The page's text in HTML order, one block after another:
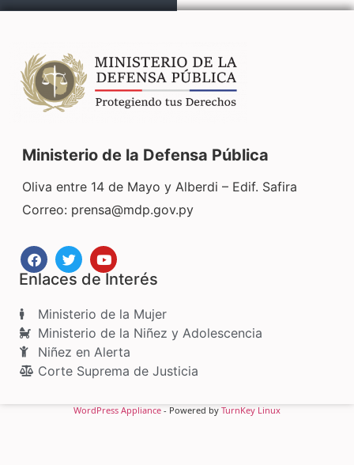
Ministerio de la Defensa Pública
Oliva entre 14 de Mayo y Alberdi – Edif. Safira
Correo: prensa@mdp.gov.py
Enlaces de Interés
Ministerio de la Mujer
Ministerio de la Niñez y Adolescencia
Niñez en Alerta
Corte Suprema de Justicia
WordPress Appliance - Powered by TurnKey Linux